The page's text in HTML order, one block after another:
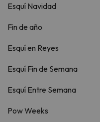
Esquí Navidad
Fin de año
Esquí en Reyes
Esquí Fin de Semana
Esquí Entre Semana
Pow Weeks